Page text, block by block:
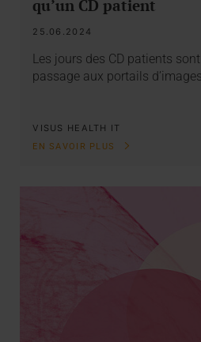
qu’un CD patient
25.06.2024
Les jours des CD patients
passage aux portails
VISUS HEALTH IT
EN SAVOIR PLUS